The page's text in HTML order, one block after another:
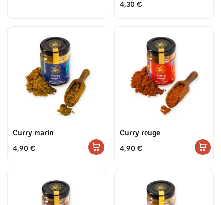
4,30 €
Curry marin
4,90 €
Curry rouge
4,90 €